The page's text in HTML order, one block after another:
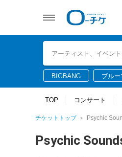
BIGBANG ブルー
TOP コンサート
チケットトップ Psychic
Psychic